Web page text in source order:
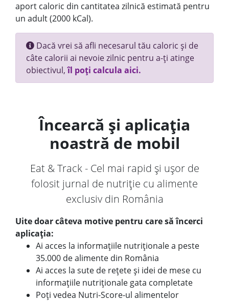
aport caloric din cantitatea zilnică estimată pentru
un adult (2000 kCal).
Dacă vrei să afli necesarul tău caloric și de
câte calorii ai nevoie zilnic pentru a-ți atinge
obiectivul,îl poți calcula aici.
Încearcă și aplicația
noastră de mobil
Eat & Track - Cel mai rapid și ușor de
folosit jurnal de nutriție cu alimente
exclusiv din România
Uite doar câteva motive pentru care să încerci
aplicația:
Ai acces la informațiile nutriționale a peste
35.000 de alimente din România
Ai acces la sute de rețete și idei de mese cu
informațiile nutriționale gata completate
Poți vedea Nutri-Score-ul alimentelor